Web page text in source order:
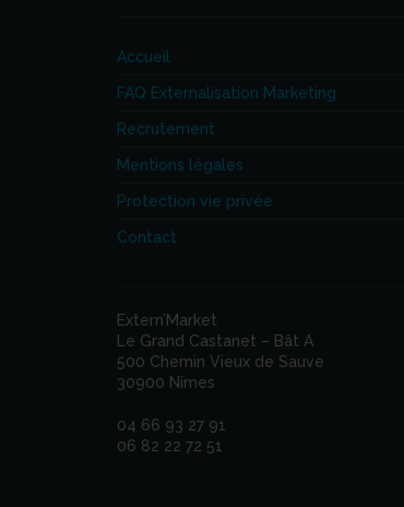
Accueil
FAQ Externalisation Marketing
Recrutement
Mentions légales
Protection vie privée
Contact
Extern’Market
Le Grand Castanet – Bât A
500 Chemin Vieux de Sauve
30900 Nîmes
04 66 93 27 91
06 82 22 72 51